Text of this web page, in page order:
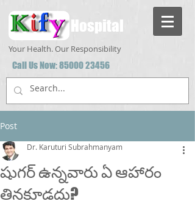
Hospital
Your Health. Our Responsibility
Call Us Now:85000 23456
Post
షుగర్ ఉన్నవారు ఏ ఆహారం
తినకూడదు?
Dr. Karuturi Subrahmanyam